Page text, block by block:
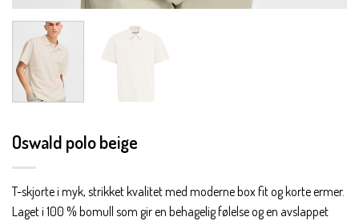
Oswald polo beige
T-skjorte i myk, strikket kvalitet med moderne box fit og korte ermer.
Laget i 100 % bomull som gir en behagelig følelse og en avslappet